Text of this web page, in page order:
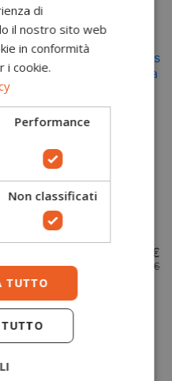
35 36
-5,00 €
Scarpe
antiscivolo
basse donna
OB FO SR
Summits
Skechers
85,00 €
90,00 €
di
il nostro sito web
in conformità
i cookie.
Performance
Non classificati
TUTTO